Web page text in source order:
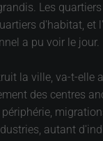
Les
d'habitat, et
a pu voir le jour.
la ville, va-t-elle
des centres
autant